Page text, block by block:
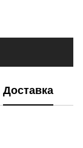
Доставка